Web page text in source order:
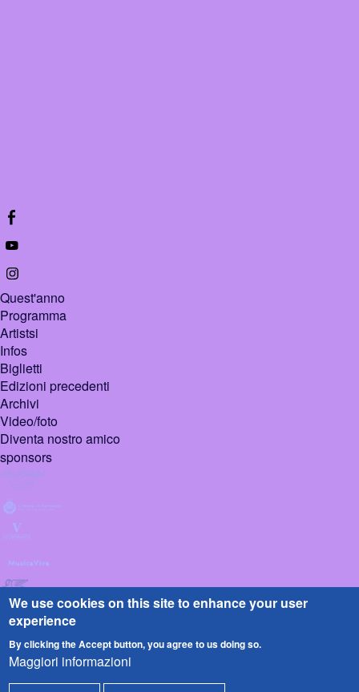
Quest'anno
Programma
Artistsi
Infos
Biglietti
Edizioni precedenti
Archivi
Video/foto
Diventa nostro amico
sponsors
© 2026 Pietrasanta
We use cookies on this site to enhance your user
experience
By clicking the Accept button, you agree to us doing so.
Maggiori informazioni